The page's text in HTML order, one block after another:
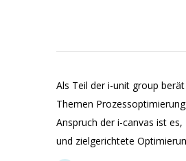
Als Teil der i-unit group
Themen
Anspruch der i-canvas ist
und zielgerichtete